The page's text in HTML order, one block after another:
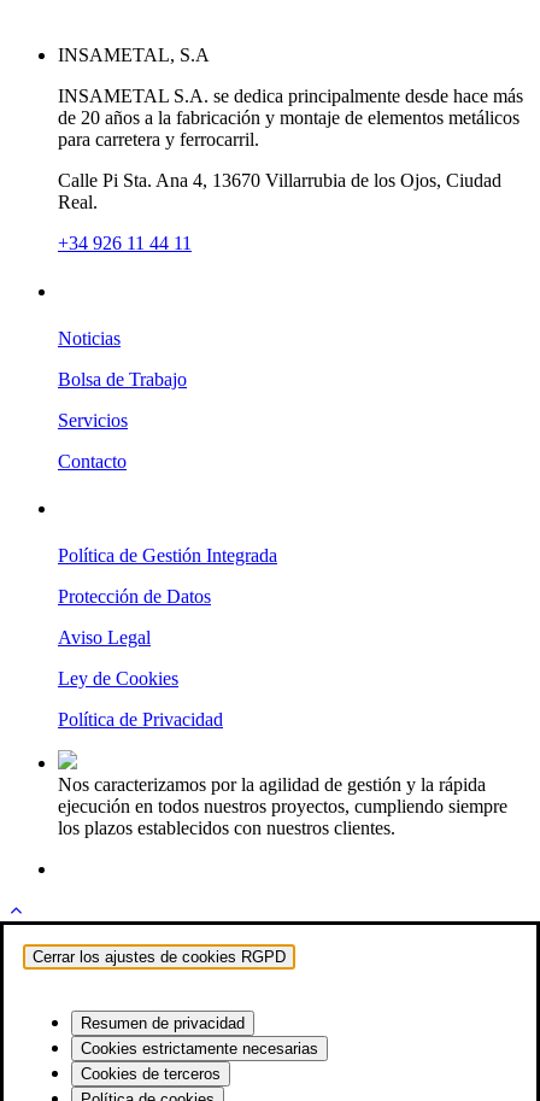
INSAMETAL, S.A
INSAMETAL S.A. se dedica principalmente desde hace más
de 20 años a la fabricación y montaje de elementos metálicos
para carretera y ferrocarril.
Calle Pi Sta. Ana 4, 13670 Villarrubia de los Ojos, Ciudad
Real.
+34 926 11 44 11
Noticias
Bolsa de Trabajo
Servicios
Contacto
Política de Gestión Integrada
Protección de Datos
Aviso Legal
Ley de Cookies
Política de Privacidad
Nos caracterizamos por la agilidad de gestión y la rápida
ejecución en todos nuestros proyectos, cumpliendo siempre
los plazos establecidos con nuestros clientes.
Cerrar los ajustes de cookies RGPD
Resumen de privacidad
Cookies estrictamente necesarias
Cookies de terceros